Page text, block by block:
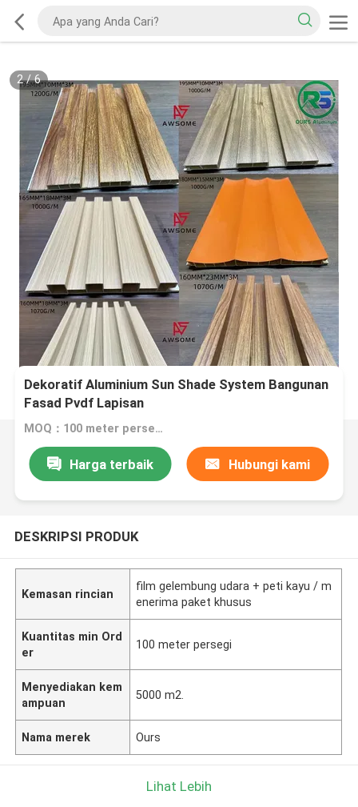
2/6
Dekoratif Aluminium Sun Shade System Bangunan
Fasad Pvdf Lapisan
MOQ：100 meter persegi
Harga terbaik Hubungi kami
DESKRIPSI PRODUK
Kemasan rincian
film gelembung udara + peti kayu / m
enerima paket khusus
Kuantitas min Ord
er
100 meter persegi
Menyediakan kem
ampuan
5000 m2.
Nama merek Ours
Lihat Lebih